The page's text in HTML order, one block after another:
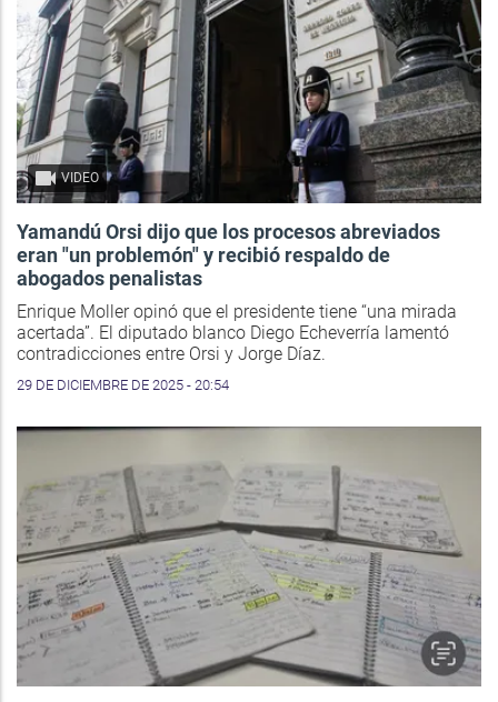
VIDEO
Yamandú Orsi dijo que los procesos abreviados
eran "un problemón" y recibió respaldo de
abogados penalistas
Enrique Moller opinó que el presidente tiene “una mirada
acertada”. El diputado blanco Diego Echeverría lamentó
contradicciones entre Orsi y Jorge Díaz.
29 DE DICIEMBRE DE 2025 - 20:54